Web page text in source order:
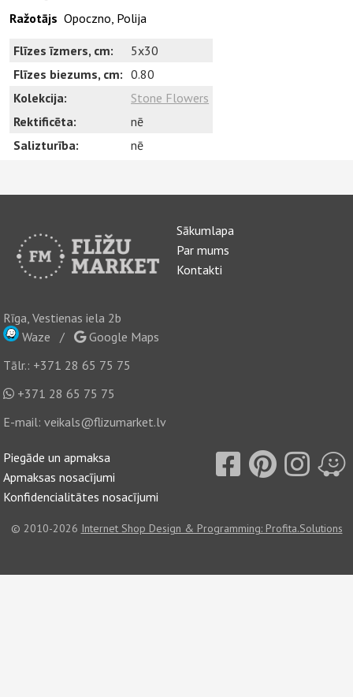
Ražotājs Opoczno, Polija
Flīzes īzmers, cm:
5x30
Flīzes biezums, cm: 0.80
Kolekcija:
Stone Flowers
Rektificēta:
nē
Salizturība:
nē
Rīga, Vestienas iela 2b
Waze /
Google Maps
Tālr.: +371 28 65 75 75
+371 28 65 75 75
E-mail:veikals@flizumarket.lv
Sākumlapa
Par mums
Kontakti
Piegāde un apmaksa
Apmaksas nosacījumi
Konfidencialitātes nosacījumi
© 2010-2026 Internet Shop Design & Programming: Profita.Solutions